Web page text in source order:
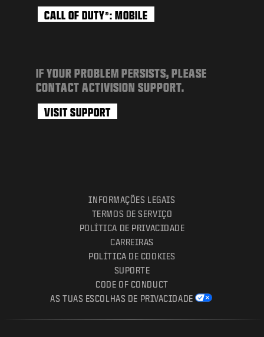
CALL OF DUTY®: MOBILE
IF YOUR PROBLEM PERSISTS, PLEASE
CONTACT ACTIVISION SUPPORT.
VISIT SUPPORT
INFORMAÇÕES LEGAIS
TERMOS DE SERVIÇO
POLÍTICA DE PRIVACIDADE
CARREIRAS
POLÍTICA DE COOKIES
SUPORTE
CODE OF CONDUCT
AS TUAS ESCOLHAS DE PRIVACIDADE